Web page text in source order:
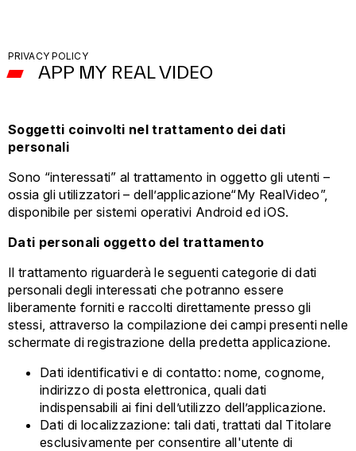
PRIVACY POLICY
APP MY REAL VIDEO
Soggetti coinvolti nel trattamento dei dati
personali
Sono “interessati” al trattamento in oggetto gli utenti –
ossia gli utilizzatori – dell’applicazione“My RealVideo”,
disponibile per sistemi operativi Android ed iOS.
Dati personali oggetto del trattamento
Il trattamento riguarderà le seguenti categorie di dati
personali degli interessati che potranno essere
liberamente forniti e raccolti direttamente presso gli
stessi, attraverso la compilazione dei campi presenti nelle
schermate di registrazione della predetta applicazione.
Dati identificativi e di contatto: nome, cognome,
indirizzo di posta elettronica, quali dati
indispensabili ai fini dell’utilizzo dell’applicazione.
Dati di localizzazione: tali dati, trattati dal Titolare
esclusivamente per consentire all'utente di